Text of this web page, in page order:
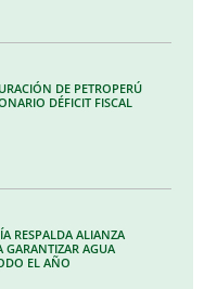
DE PETROPERÚ
DÉFICIT FISCAL
RESPALDA ALIANZA
GARANTIZAR AGUA
EL AÑO